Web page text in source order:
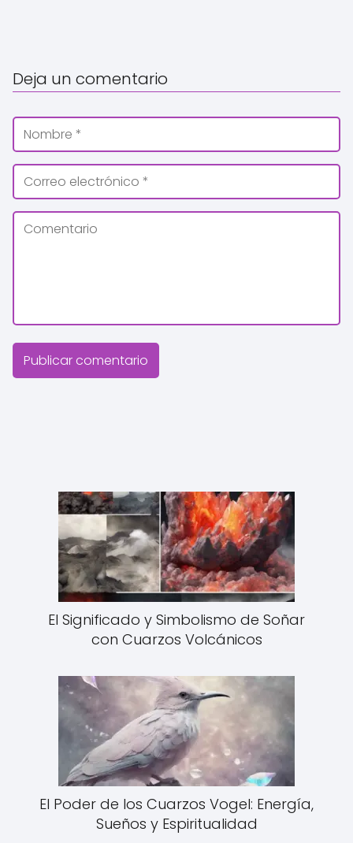
Deja un comentario
El Significado y Simbolismo de Soñar
con Cuarzos Volcánicos
El Poder de los Cuarzos Vogel: Energía,
Sueños y Espiritualidad